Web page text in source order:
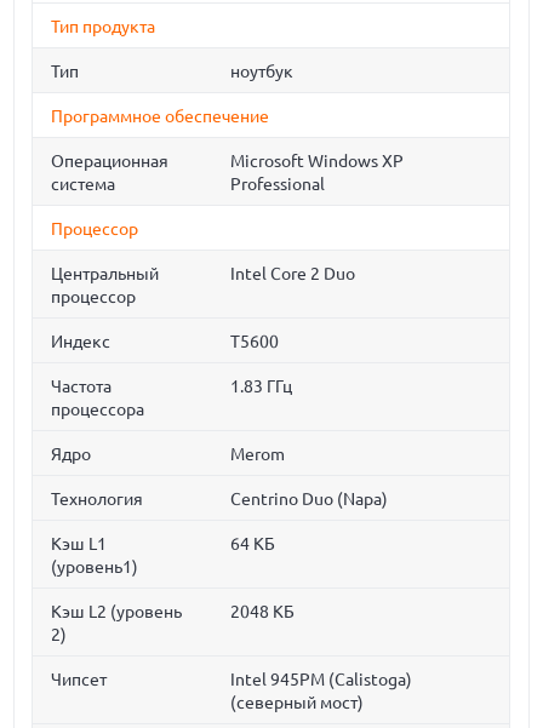
Тип продукта
Тип ноутбук
Программное обеспечение
Операционная
система
Microsoft Windows XP
Professional
Процессор
Центральный
процессор
Intel Core 2 Duo
Индекс T5600
Частота
процессора
1.83 ГГц
Ядро Merom
Технология Centrino Duo (Napa)
Кэш L1
(уровень1)
64 КБ
Кэш L2 (уровень
2)
2048 КБ
Чипсет
Intel 945PM (Calistoga)
(северный мост)